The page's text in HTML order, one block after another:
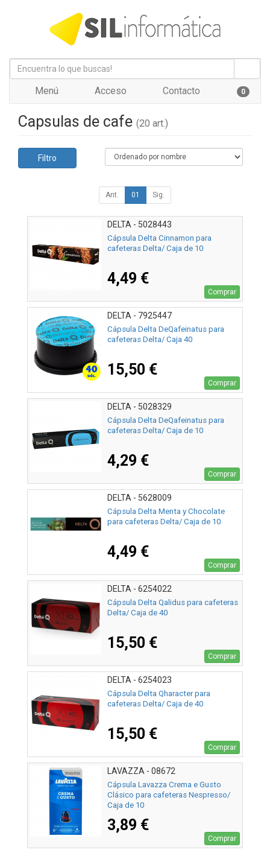
Menú Acceso Contacto 0
Capsulas de cafe (20 art.)
Filtro
Ant. 01 Sig.
DELTA - 5028443
Cápsula Delta Cinnamon para
cafeteras Delta/ Caja de 10
4,49 €
Comprar
DELTA - 7925447
Cápsula Delta DeQafeinatus para
cafeteras Delta/ Caja 40
15,50 €
Comprar
DELTA - 5028329
Cápsula Delta DeQafeinatus para
cafeteras Delta/ Caja de 10
4,29 €
Comprar
DELTA - 5628009
Cápsula Delta Menta y Chocolate
para cafeteras Delta/ Caja de 10
4,49 €
Comprar
DELTA - 6254022
Cápsula Delta Qalidus para cafeteras
Delta/ Caja de 40
15,50 €
Comprar
DELTA - 6254023
Cápsula Delta Qharacter para
cafeteras Delta/ Caja de 40
15,50 €
Comprar
LAVAZZA - 08672
Cápsula Lavazza Crema e Gusto
Clásico para cafeteras Nespresso/
Caja de 10
3,89 €
Comprar